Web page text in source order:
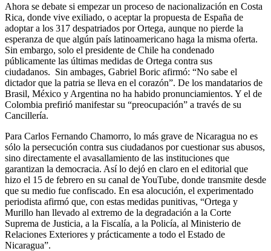
Ahora se debate si empezar un proceso de nacionalización en Costa
Rica, donde vive exiliado, o aceptar la propuesta de España de
adoptar a los 317 despatriados por Ortega, aunque no pierde la
esperanza de que algún país latinoamericano haga la misma oferta.
Sin embargo, solo el presidente de Chile ha condenado
públicamente las últimas medidas de Ortega contra sus
ciudadanos. Sin ambages, Gabriel Boric afirmó: “No sabe el
dictador que la patria se lleva en el corazón”. De los mandatarios de
Brasil, México y Argentina no ha habido pronunciamientos. Y el de
Colombia prefirió manifestar su “preocupación” a través de su
Cancillería.
Para Carlos Fernando Chamorro, lo más grave de Nicaragua no es
sólo la persecución contra sus ciudadanos por cuestionar sus abusos,
sino directamente el avasallamiento de las instituciones que
garantizan la democracia. Así lo dejó en claro en el editorial que
hizo el 15 de febrero en su canal de YouTube, donde transmite desde
que su medio fue confiscado. En esa alocución, el experimentado
periodista afirmó que, con estas medidas punitivas, “Ortega y
Murillo han llevado al extremo de la degradación a la Corte
Suprema de Justicia, a la Fiscalía, a la Policía, al Ministerio de
Relaciones Exteriores y prácticamente a todo el Estado de
Nicaragua”.